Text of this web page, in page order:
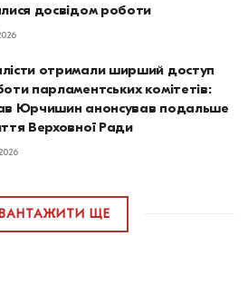
досвідом роботи
отримали ширший доступ
парламентських комітетів:
Юрчишин анонсував подальше
Верховної Ради
ЩЕ